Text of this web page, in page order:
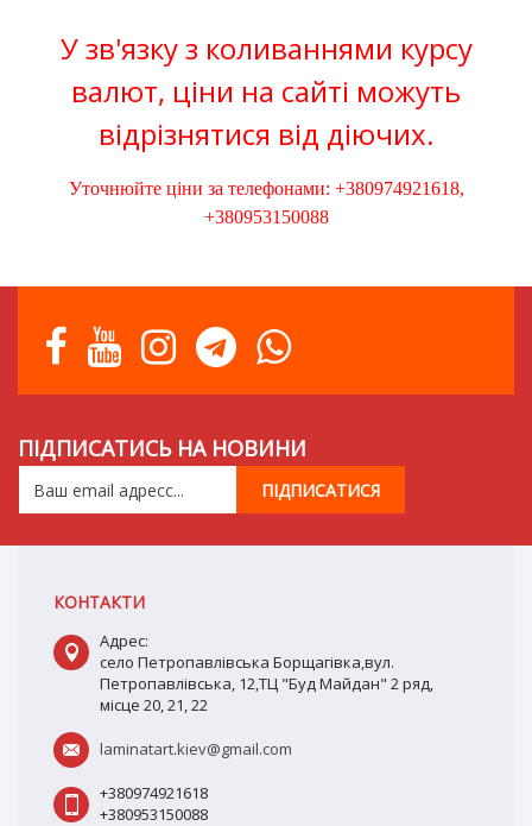
У зв'язку з коливаннями курсу
валют, ціни на сайті можуть
відрізнятися від діючих.
Уточнюйте ціни за телефонами: +380974921618,
+380953150088
ПІДПИСАТИСЬ НА НОВИНИ
КОНТАКТИ
Адрес:
село Петропавлівська Борщагівка,вул.
Петропавлівська, 12,ТЦ "Буд Майдан" 2 ряд,
місце 20, 21, 22
laminatart.kiev@gmail.com
+380974921618
+380953150088